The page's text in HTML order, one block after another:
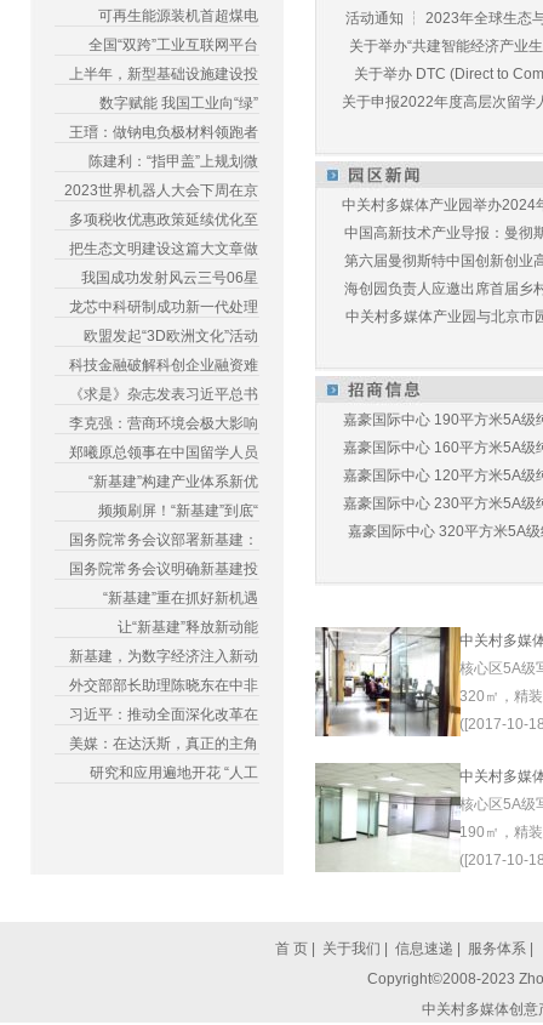
可再生能源装机首超煤电
全国“双跨”工业互联网平台
上半年，新型基础设施建设投
数字赋能 我国工业向“绿”
王瑨：做钠电负极材料领跑者
陈建利：“指甲盖”上规划微
2023世界机器人大会下周在京
多项税收优惠政策延续优化至
把生态文明建设这篇大文章做
我国成功发射风云三号06星
龙芯中科研制成功新一代处理
欧盟发起“3D欧洲文化”活动
科技金融破解科创企业融资难
《求是》杂志发表习近平总书
李克强：营商环境会极大影响
郑曦原总领事在中国留学人员
“新基建”构建产业体系新优
频频刷屏！“新基建”到底“
国务院常务会议部署新基建：
国务院常务会议明确新基建投
“新基建”重在抓好新机遇
让“新基建”释放新动能
新基建，为数字经济注入新动
外交部部长助理陈晓东在中非
习近平：推动全面深化改革在
美媒：在达沃斯，真正的主角
研究和应用遍地开花 “人工
活动通知 ┆ 2023年全球生态
关于举办“共建智能经济产业
关于举办 DTC (Direct to
关于申报2022年度高层次留学
中关村多媒体产业园举办2024
中国高新技术产业导报：曼彻
第六届曼彻斯特中国创新创业
海创园负责人应邀出席首届乡
中关村多媒体产业园与北京市
嘉豪国际中心 190平方米5A级
嘉豪国际中心 160平方米5A级
嘉豪国际中心 120平方米5A级
嘉豪国际中心 230平方米5A级
嘉豪国际中心 320平方米5A
中关村多媒
核心区5A级
320㎡，精
([2017-10-
中关村多媒
核心区5A级
190㎡，精
([2017-10-
首 页 关于我们 信息速递 服务体系
Copyright©2008-2023
中关村多媒体创